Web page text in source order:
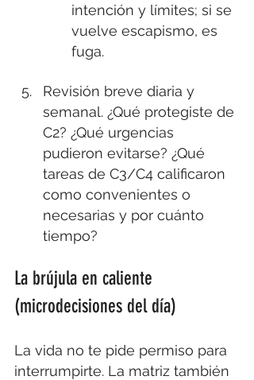
intención y límites; si se
vuelve escapismo, es
fuga.
Revisión breve diaria y
semanal. ¿Qué protegiste de
C2? ¿Qué urgencias
pudieron evitarse? ¿Qué
tareas de C3/C4 calificaron
como convenientes o
necesarias y por cuánto
tiempo?
La brújula en caliente
(microdecisiones del día)
La vida no te pide permiso para
interrumpirte. La matriz también